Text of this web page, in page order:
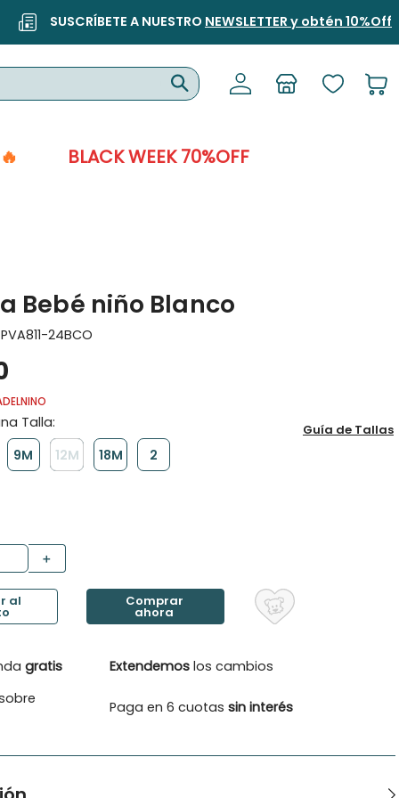
SUSCRÍBETE A NUESTRO NEWSLETTER y obtén 10%Off
BLACK WEEK 70%OFF
Bebé niño Blanco
PVA811-24BCO
9M 12M 18M 2
Guía de Tallas
＋
gratis
Extendemos los cambios
Paga en 6 cuotassin interés